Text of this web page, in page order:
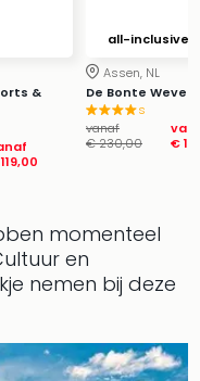
alle
Zoo
Park
&
all-inclusive
Assen, NL
De Bonte Wever
s
vanaf
€ 230,00
€
momenteel
en
nemen bij deze